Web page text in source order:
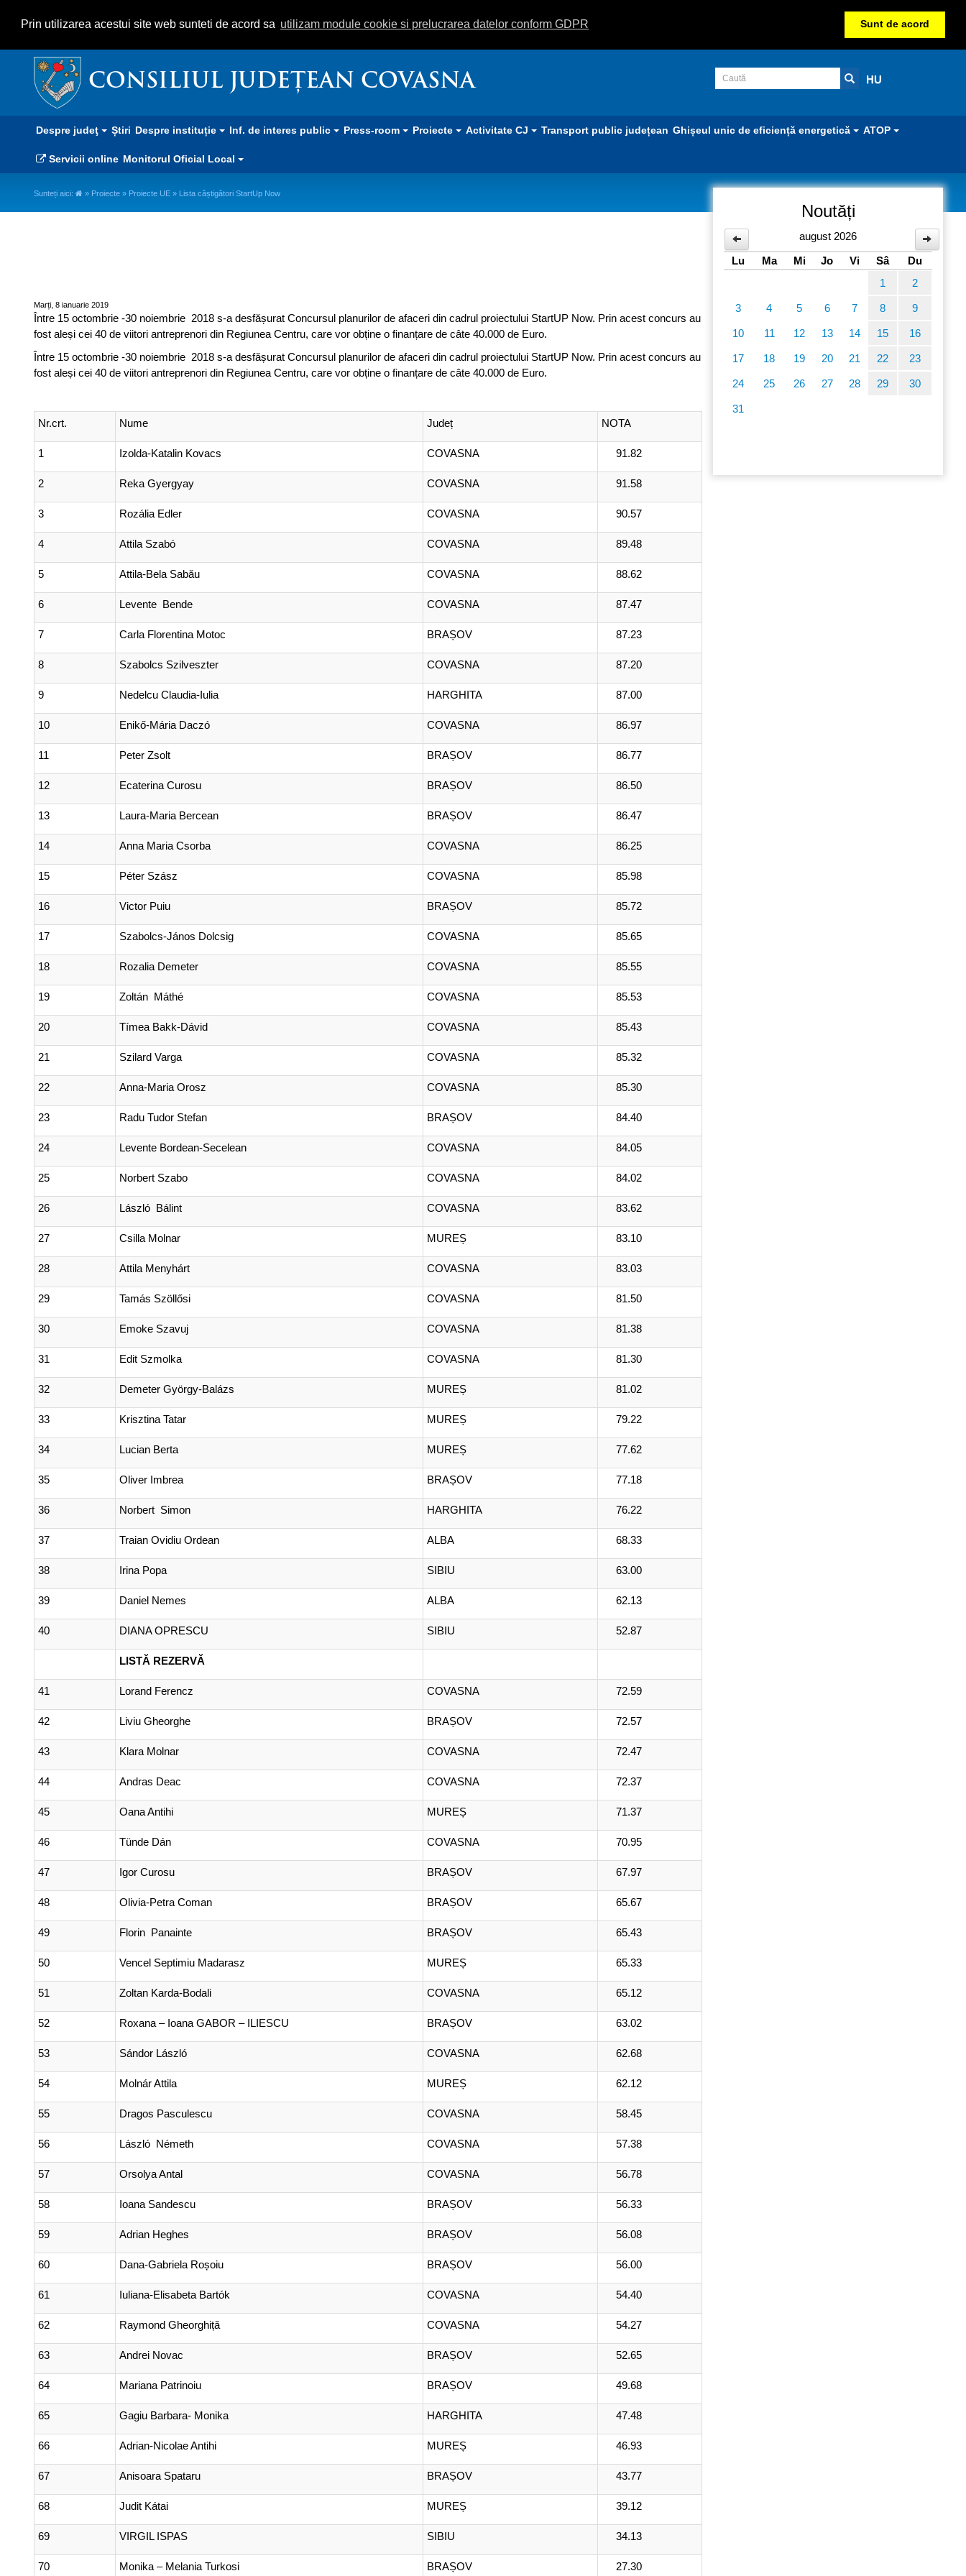
Prin utilizarea acestui site web sunteti de acord sa utilizam module cookie si prelucrarea datelor conform GDPR Sunt de acord
CONSILIUL JUDEȚEAN COVASNA HU
Despre judeţ Știri Despre instituție Inf. de interes public Press-room Proiecte Activitate CJ Transport public județean Ghișeul unic de eficiență energetică ATOP
Servicii online Monitorul Oficial Local
Sunteți aici: » Proiecte » Proiecte UE » Lista câștigători StartUp Now
Marți, 8 ianuarie 2019
Între 15 octombrie -30 noiembrie 2018 s-a desfășurat Concursul planurilor de afaceri din cadrul proiectului StartUP Now. Prin acest concurs au
fost aleși cei 40 de viitori antreprenori din Regiunea Centru, care vor obține o finanțare de câte 40.000 de Euro.
Între 15 octombrie -30 noiembrie 2018 s-a desfășurat Concursul planurilor de afaceri din cadrul proiectului StartUP Now. Prin acest concurs au
fost aleși cei 40 de viitori antreprenori din Regiunea Centru, care vor obține o finanțare de câte 40.000 de Euro.
Nr.crt. Nume Județ NOTA
1 Izolda-Katalin Kovacs COVASNA 91.82
2 Reka Gyergyay COVASNA 91.58
3 Rozália Edler COVASNA 90.57
4 Attila Szabó COVASNA 89.48
5 Attila-Bela Sabău COVASNA 88.62
6 Levente Bende COVASNA 87.47
7 Carla Florentina Motoc BRAȘOV 87.23
8 Szabolcs Szilveszter COVASNA 87.20
9 Nedelcu Claudia-Iulia HARGHITA 87.00
10 Enikő-Mária Daczó COVASNA 86.97
11 Peter Zsolt BRAȘOV 86.77
12 Ecaterina Curosu BRAȘOV 86.50
13 Laura-Maria Bercean BRAȘOV 86.47
14 Anna Maria Csorba COVASNA 86.25
15 Péter Szász COVASNA 85.98
16 Victor Puiu BRAȘOV 85.72
17 Szabolcs-János Dolcsig COVASNA 85.65
18 Rozalia Demeter COVASNA 85.55
19 Zoltán Máthé COVASNA 85.53
20 Tímea Bakk-Dávid COVASNA 85.43
21 Szilard Varga COVASNA 85.32
22 Anna-Maria Orosz COVASNA 85.30
23 Radu Tudor Stefan BRAȘOV 84.40
24 Levente Bordean-Secelean COVASNA 84.05
25 Norbert Szabo COVASNA 84.02
26 László Bálint COVASNA 83.62
27 Csilla Molnar MUREȘ 83.10
28 Attila Menyhárt COVASNA 83.03
29 Tamás Szöllősi COVASNA 81.50
30 Emoke Szavuj COVASNA 81.38
31 Edit Szmolka COVASNA 81.30
32 Demeter György-Balázs MUREȘ 81.02
33 Krisztina Tatar MUREȘ 79.22
34 Lucian Berta MUREȘ 77.62
35 Oliver Imbrea BRAȘOV 77.18
36 Norbert Simon HARGHITA 76.22
37 Traian Ovidiu Ordean ALBA 68.33
38 Irina Popa SIBIU 63.00
39 Daniel Nemes ALBA 62.13
40 DIANA OPRESCU SIBIU 52.87
LISTĂ REZERVĂ
41 Lorand Ferencz COVASNA 72.59
42 Liviu Gheorghe BRAȘOV 72.57
43 Klara Molnar COVASNA 72.47
44 Andras Deac COVASNA 72.37
45 Oana Antihi MUREȘ 71.37
46 Tünde Dán COVASNA 70.95
47 Igor Curosu BRAȘOV 67.97
48 Olivia-Petra Coman BRAȘOV 65.67
49 Florin Panainte BRAȘOV 65.43
50 Vencel Septimiu Madarasz MUREȘ 65.33
51 Zoltan Karda-Bodali COVASNA 65.12
52 Roxana – Ioana GABOR – ILIESCU BRAȘOV 63.02
53 Sándor László COVASNA 62.68
54 Molnár Attila MUREȘ 62.12
55 Dragos Pasculescu COVASNA 58.45
56 László Németh COVASNA 57.38
57 Orsolya Antal COVASNA 56.78
58 Ioana Sandescu BRAȘOV 56.33
59 Adrian Heghes BRAȘOV 56.08
60 Dana-Gabriela Roșoiu BRAȘOV 56.00
61 Iuliana-Elisabeta Bartók COVASNA 54.40
62 Raymond Gheorghiță COVASNA 54.27
63 Andrei Novac BRAȘOV 52.65
64 Mariana Patrinoiu BRAȘOV 49.68
65 Gagiu Barbara- Monika HARGHITA 47.48
66 Adrian-Nicolae Antihi MUREȘ 46.93
67 Anisoara Spataru BRAȘOV 43.77
68 Judit Kátai MUREȘ 39.12
69 VIRGIL ISPAS SIBIU 34.13
70 Monika – Melania Turkosi BRAȘOV 27.30
Noutăți
august 2026
Lu
Ma Mi Jo Vi Sâ
Du
1
2
3 4 5 6 7 8 9
10 11 12 13 14 15 16
17 18 19 20 21 22 23
24 25 26 27 28 29 30
31